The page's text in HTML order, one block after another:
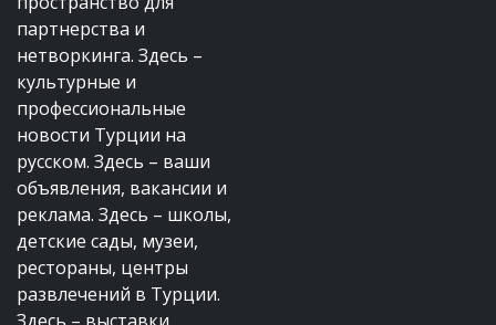
партнерства и
нетворкинга. Здесь –
культурные и
профессиональные
новости Турции на
русском. Здесь – ваши
объявления, вакансии и
реклама. Здесь – школы,
детские сады, музеи,
рестораны, центры
развлечений в Турции.